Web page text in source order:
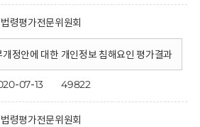
법령평가전문위원회
개정안에 대한 개인정보 침해요인 평가결과
07-13 49822
법령평가전문위원회